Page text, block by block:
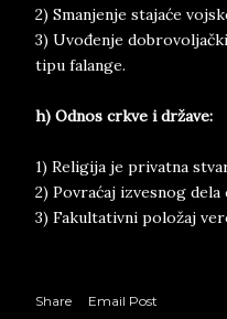
2) Smanjenje stajaće
3) Uvođenje
tipu falange.
h) Odnos crkve i države:
1) Religija je privatna
2) Povraćaj izvesnog dela
3) Fakultativni položaj
Share Email Post